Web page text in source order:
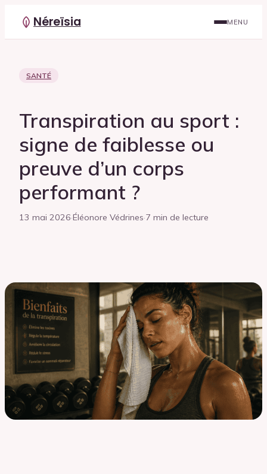
Néreïsia MENU
SANTÉ
Transpiration au sport :
signe de faiblesse ou
preuve d’un corps
performant ?
13 mai 2026·Éléonore Védrines·7 min de lecture